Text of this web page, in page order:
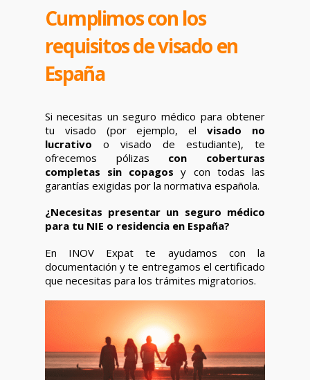
Cumplimos con los
requisitos de visado en
España
Si necesitas un seguro médico para obtener
tu visado (por ejemplo, elvisado no
lucrativo o visado de estudiante), te
ofrecemos pólizas con coberturas
completas sin copagos y con todas las
garantías exigidas por la normativa española.
¿Necesitas presentar un seguro médico
para tu NIE o residencia en España?
En INOV Expat te ayudamos con la
documentación y te entregamos el certificado
que necesitas para los trámites migratorios.